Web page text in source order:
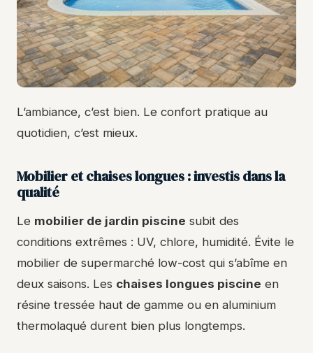
L’ambiance, c’est bien. Le confort pratique au
quotidien, c’est mieux.
Mobilier et chaises longues : investis dans la
qualité
Le mobilier de jardin piscine subit des
conditions extrêmes : UV, chlore, humidité. Évite le
mobilier de supermarché low-cost qui s’abîme en
deux saisons. Les chaises longues piscine en
résine tressée haut de gamme ou en aluminium
thermolaqué durent bien plus longtemps.